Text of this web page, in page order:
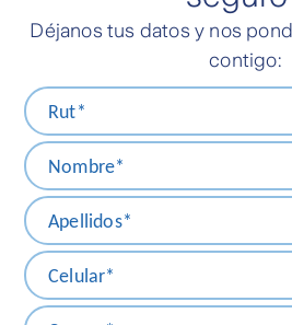
el porcentaje del capital en
Déjanos tus datos y nos
contigo: